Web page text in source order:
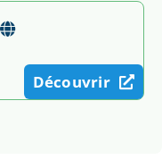
Découvrir